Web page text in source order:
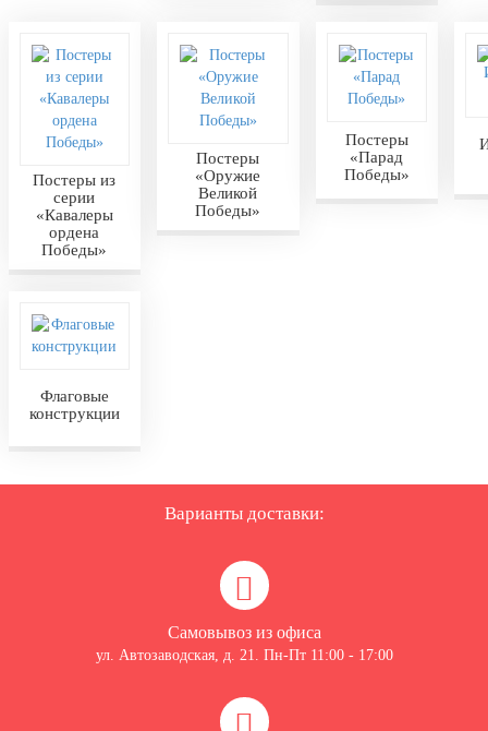
Постеры из
серии
«Кавалеры
ордена
Победы»
Постеры
«Оружие
Великой
Победы»
Постеры
«Парад
Победы»
Флаговые
конструкции
Варианты доставки:
Самовывоз из офиса
ул. Автозаводская, д. 21. Пн-Пт 11:00 - 17:00